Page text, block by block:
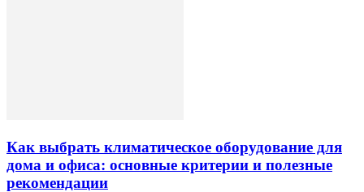
Как выбрать климатическое оборудование для
дома и офиса: основные критерии и полезные
рекомендации